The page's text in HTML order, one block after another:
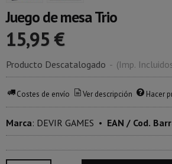
Juego de mesa Trio
15,95 €
Producto Descatalogado - (Imp.
Costes de envío Ver descripción Hacer
Marca: DEVIR GAMES • EAN / Cod.